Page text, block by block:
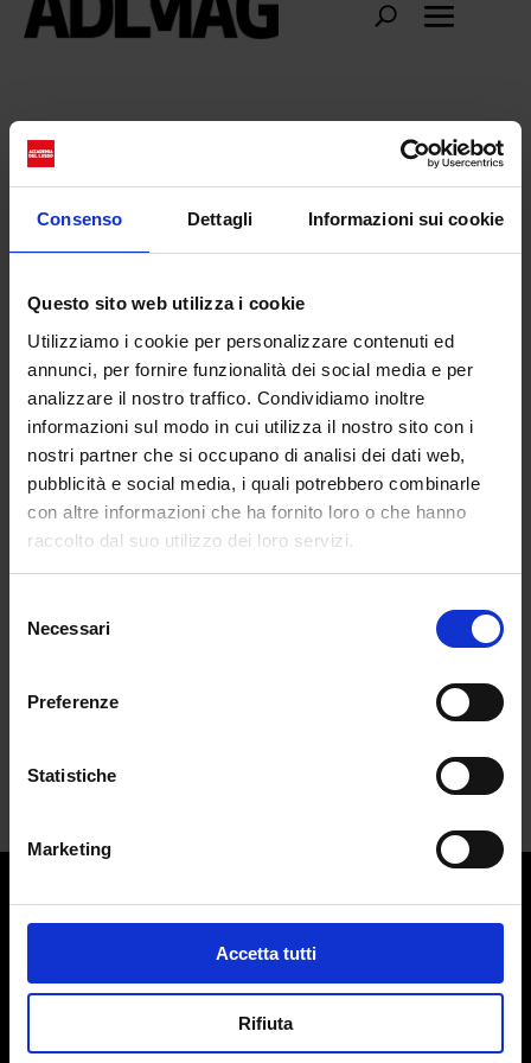
Consenso Dettagli Informazioni sui cookie
Questo sito web utilizza i cookie
Utilizziamo i cookie per personalizzare contenuti ed
annunci, per fornire funzionalità dei social media e per
analizzare il nostro traffico. Condividiamo inoltre
informazioni sul modo in cui utilizza il nostro sito con i
nostri partner che si occupano di analisi dei dati web,
pubblicità e social media, i quali potrebbero combinarle
con altre informazioni che ha fornito loro o che hanno
raccolto dal suo utilizzo dei loro servizi.
delNecessari
Preferenze
Statistiche
Marketing
Accetta tutti
Rifiuta
poiçon-de-Gèneve
Louis Vuitton Flying Turbillon: il nuovo
orologio della maison
daEmma Sabatini|Apr 30, 2024|LIFESTYLE
Riprendendo la maestria degli artigiani
Logo ADLMag è stato realizzato dall’ Art Director Patrizio